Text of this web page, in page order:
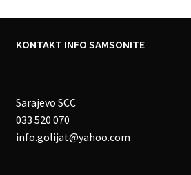
KONTAKT INFO SAMSONITE
Sarajevo SCC
033 520 070
info.golijat@yahoo.com